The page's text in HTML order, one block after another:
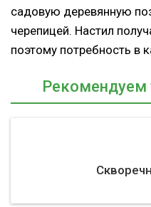
садовую деревянную
черепицей. Настил
поэтому потребность в
Рекомендуем